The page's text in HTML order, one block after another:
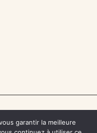
garantir la meilleure